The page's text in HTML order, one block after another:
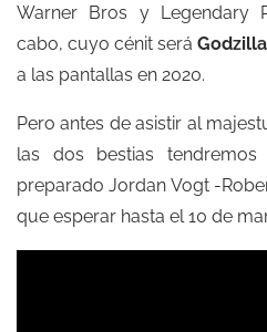
Warner Bros y Legendary
cabo, cuyo cénit será
a las pantallas en 2020.
Pero antes de asistir al
las dos bestias
preparado Jordan Vogt -
que esperar hasta el 10 de